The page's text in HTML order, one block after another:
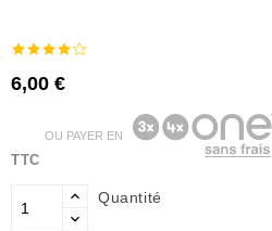
6,00 €
TTC
OU PAYER EN
Quantité